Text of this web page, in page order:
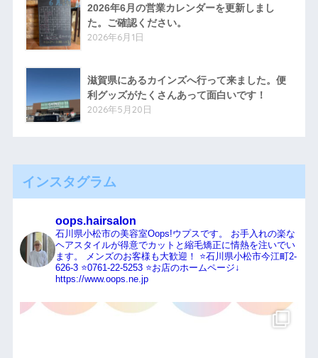
2026年6月の営業カレンダーを更新しまし
た。ご確認ください。
2026年6月1日
滋賀県にあるカインズへ行って来ました。便
利グッズがたくさんあって面白いです！
2026年5月20日
インスタグラム
oops.hairsalon
石川県小松市の美容室Oops!ウプスです。
お手入れの楽な
ヘアスタイルが得意でカットと縮毛矯正に情熱を注いでい
ます。
メンズのお客様も大歓迎！
⭐️石川県小松市今江町2-
626-3⭐️0761-22-5253⭐️お店のホームページ↓
https://www.oops.ne.jp